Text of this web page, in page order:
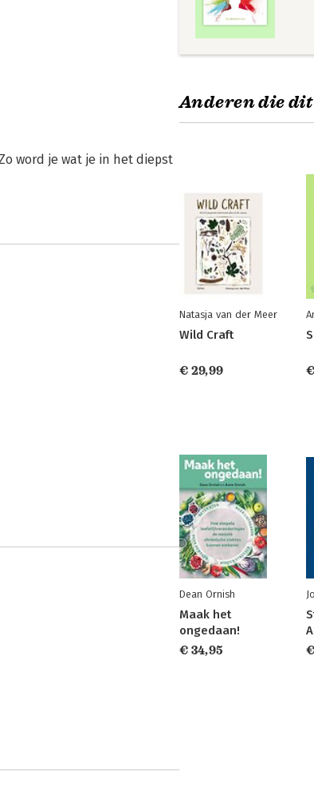
word je wat je in het diepst
Anderen die
Natasja van der Meer
Wild Craft
€ 29,99
Dean Ornish
Maak het
ongedaan!
€ 34,95